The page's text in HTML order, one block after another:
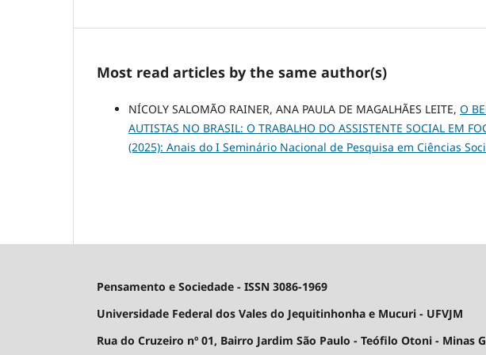
Most read articles by the same author(s)
NÍCOLY SALOMÃO RAINER, ANA PAULA DE MAGALHÃES LEITE, O
AUTISTAS NO BRASIL: O TRABALHO DO ASSISTENTE SOCIAL EM
(2025): Anais do I Seminário Nacional de Pesquisa em Ciências
Pensamento e Sociedade - ISSN 3086-1969
Universidade Federal dos Vales do Jequitinhonha e Mucuri - UFVJM
Rua do Cruzeiro nº 01, Bairro Jardim São Paulo - Teófilo Otoni - Minas